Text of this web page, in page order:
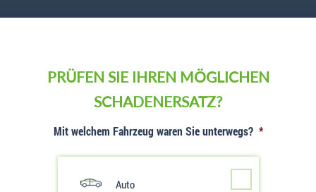
PRÜFEN SIE IHREN MÖGLICHEN
SCHADENERSATZ?
Mit welchem Fahrzeug waren Sie unterwegs? *
Auto